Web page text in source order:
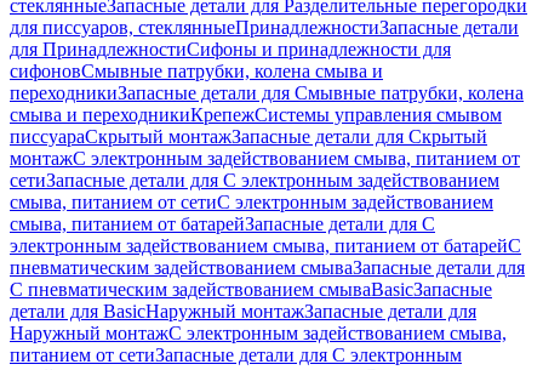
стеклянныеЗапасные детали для Разделительные перегородки
для писсуаров, стеклянныеПринадлежностиЗапасные детали
для ПринадлежностиСифоны и принадлежности для
сифоновСмывные патрубки, колена смыва и
переходникиЗапасные детали для Смывные патрубки, колена
смыва и переходникиКрепежСистемы управления смывом
писсуараСкрытый монтажЗапасные детали для Скрытый
монтажС электронным задействованием смыва, питанием от
сетиЗапасные детали для С электронным задействованием
смыва, питанием от сетиС электронным задействованием
смыва, питанием от батарейЗапасные детали для С
электронным задействованием смыва, питанием от батарейС
пневматическим задействованием смываЗапасные детали для
С пневматическим задействованием смываBasicЗапасные
детали для BasicНаружный монтажЗапасные детали для
Наружный монтажС электронным задействованием смыва,
питанием от сетиЗапасные детали для С электронным